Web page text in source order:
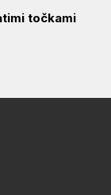
točkami